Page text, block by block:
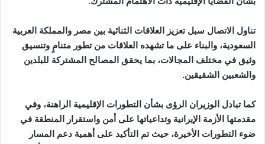
تناول الاتصال سبل تعزيز العلاقات الثنائية بين مصر والمملكة العربية
السعودية، والبناء على ما تشهده العلاقات من تطور متنامٍ وتنسيق
وثيق في مختلف المجالات، بما يحقق المصالح المشتركة للبلدين
والشعبين الشقيقين.
كما تبادل الوزيران الرؤى بشأن التطورات الإقليمية الراهنة، وفي
مقدمتها الأزمة الإيرانية وتداعياتها على أمن واستقرار المنطقة في
ضوء التطورات الأخيرة، حيث تم التأكيد على أهمية دعم المسار